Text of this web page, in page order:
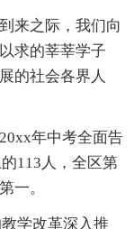
来之际，我们向
求的莘莘学子
的社会各界人
年中考全面告
113人，全区第
一。
学改革深入推